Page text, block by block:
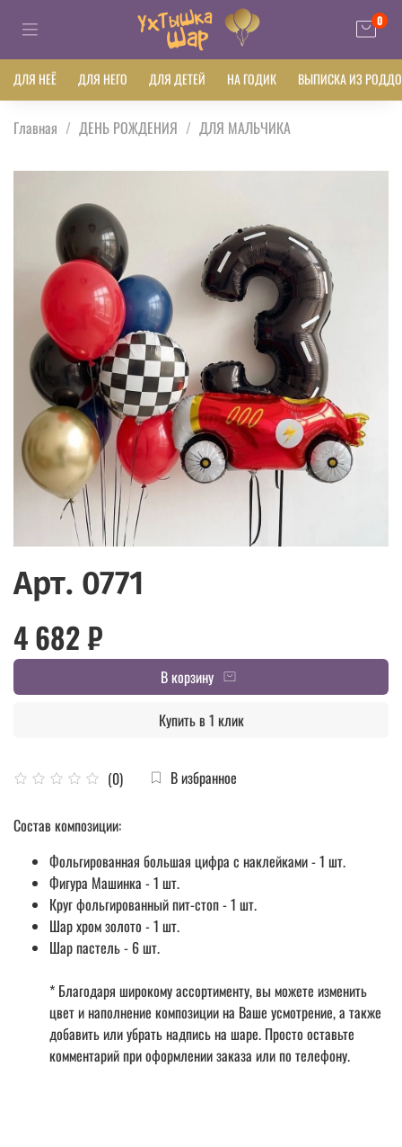
0
ДЛЯ НЕЁ ДЛЯ НЕГО ДЛЯ ДЕТЕЙ НА ГОДИК ВЫПИСКА ИЗ
Главная ДЕНЬ РОЖДЕНИЯ ДЛЯ МАЛЬЧИКА
Арт. 0771
(0) В избранное
4 682 ₽
В корзину
Купить в 1 клик
Состав композиции:
Фольгированная большая цифра с наклейками - 1 шт.
Фигура Машинка - 1 шт.
Круг фольгированный пит-стоп - 1 шт.
Шар хром золото - 1 шт.
Шар пастель - 6 шт.
* Благодаря широкому ассортименту, вы можете изменить
цвет и наполнение композиции на Ваше усмотрение, а также
добавить или убрать надпись на шаре. Просто оставьте
комментарий при оформлении заказа или по телефону.